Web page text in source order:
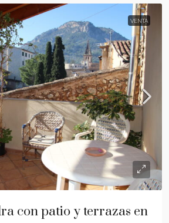
VENTA
con patio y terrazas en